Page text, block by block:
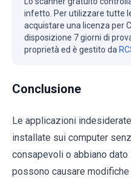
infetto. Per utilizzare tutte
acquistare una licenza per
disposizione 7 giorni di
proprietà ed è gestito da
Conclusione
Le applicazioni
installate sui computer
consapevoli o abbiano
possono causare